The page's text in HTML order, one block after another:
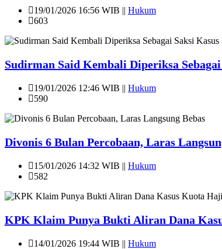
19/01/2026 16:56 WIB || Hukum
603
Sudirman Said Kembali Diperiksa
19/01/2026 12:46 WIB || Hukum
590
Divonis 6 Bulan Percobaan, Laras
15/01/2026 14:32 WIB || Hukum
582
KPK Klaim Punya Bukti Aliran Dana
14/01/2026 19:44 WIB || Hukum